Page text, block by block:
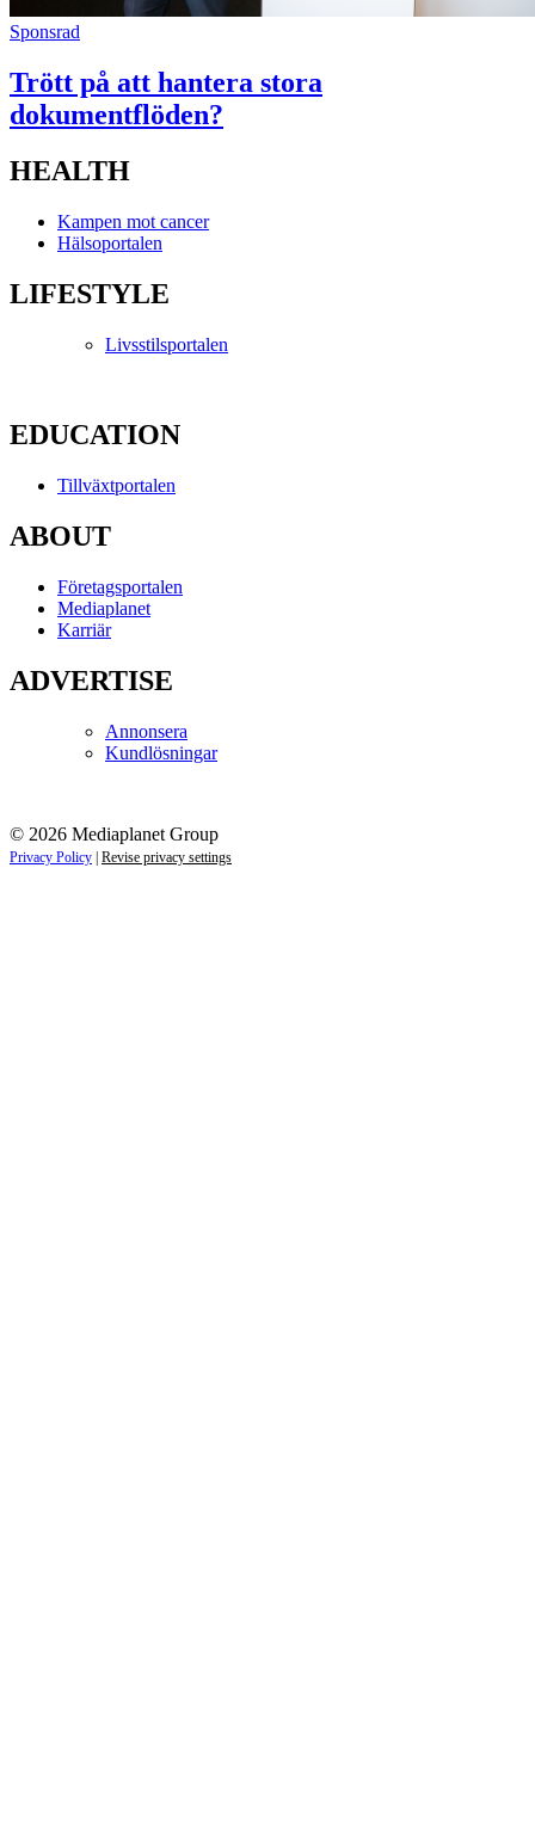
Sponsrad
Trött på att hantera stora
dokumentflöden?
HEALTH
Kampen mot cancer
Hälsoportalen
LIFESTYLE
Livsstilsportalen
EDUCATION
Tillväxtportalen
ABOUT
Företagsportalen
Mediaplanet
Karriär
ADVERTISE
Annonsera
Kundlösningar
© 2026 Mediaplanet Group
Privacy Policy Revise privacy settings